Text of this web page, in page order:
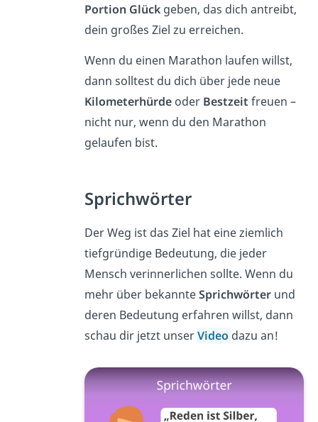
Portion Glückgeben, das dich antreibt,
dein großes Ziel zu erreichen.
Wenn du einen Marathon laufen willst,
dann solltest du dich über jede neue
Kilometerhürdeoder Bestzeit freuen –
nicht nur, wenn du den Marathon
gelaufen bist.
Sprichwörter
Der Weg ist das Ziel hat eine ziemlich
tiefgründige Bedeutung, die jeder
Mensch verinnerlichen sollte. Wenn du
mehr über bekannteSprichwörterund
deren Bedeutung erfahren willst, dann
schau dir jetzt unserVideo dazu an!